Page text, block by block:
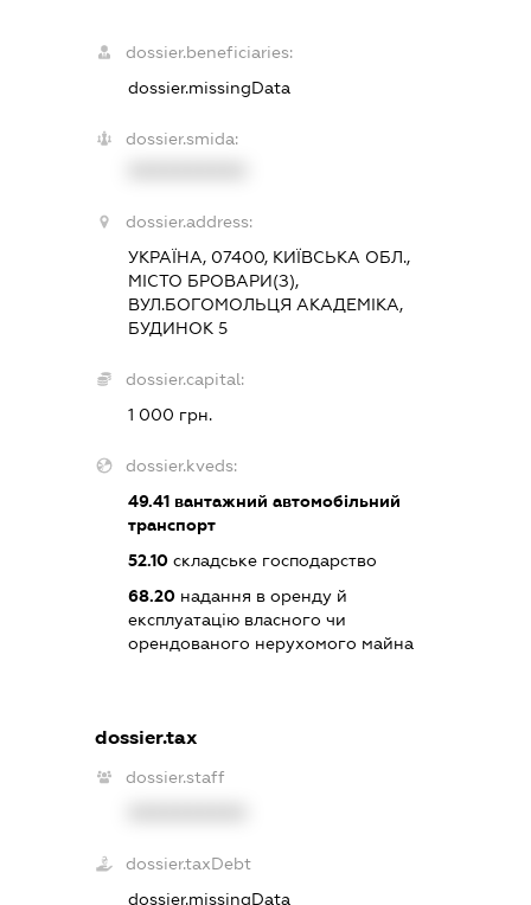
dossier.beneficiaries:
dossier.missingData
dossier.smida:
dossier.address:
УКРАЇНА, 07400, КИЇВСЬКА ОБЛ.,
МІСТО БРОВАРИ(З),
ВУЛ.БОГОМОЛЬЦЯ АКАДЕМІКА,
БУДИНОК 5
dossier.capital:
1 000 грн.
dossier.kveds:
49.41 вантажний автомобільний
транспорт
52.10 складське господарство
68.20 надання в оренду й
експлуатацію власного чи
орендованого нерухомого майна
dossier.tax
dossier.staff
dossier.taxDebt
dossier.missingData